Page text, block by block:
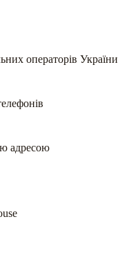
операторів України
адресою